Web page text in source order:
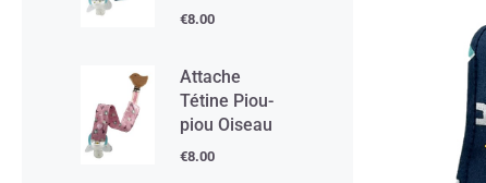
€8.00
Attache
Tétine Piou-
piou Oiseau
€8.00